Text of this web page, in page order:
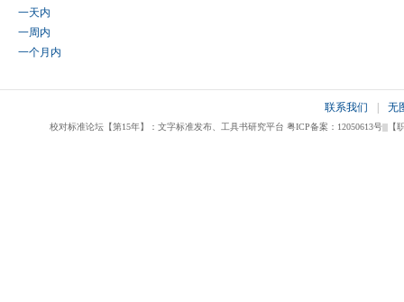
一天内
一周内
一个月内
联系我们 无
校对标准论坛【第15年】：文字标准发布、工具书研究平台 粤ICP备案：12050613号|||【